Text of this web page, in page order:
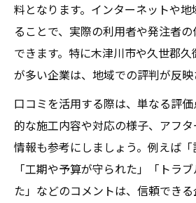
料となります。インターネットや
ることで、実際の利用者や発注者
できます。特に木津川市や久世郡
が多い企業は、地域での評判が反映
口コミを活用する際は、単なる評
的な施工内容や対応の様子、アフ
情報も参考にしましょう。例えば「
「工期や予算が守られた」「トラ
た」などのコメントは、信頼でき